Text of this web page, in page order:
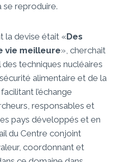
se reproduire.
la devise était «Des
vie meilleure», cherchait
techniques nucléaires
alimentaire et de la
l’échange
responsables et
pays développés et en
du Centre conjoint
coordonnant et